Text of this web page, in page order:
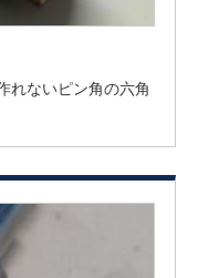
れないピン角の六角